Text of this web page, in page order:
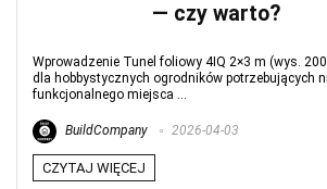
— czy warto?
Wprowadzenie Tunel foliowy 4IQ 2×3 m (wys.
dla hobbystycznych ogrodników potrzebujących
funkcjonalnego miejsca ...
BuildCompany 2026-04-03
CZYTAJ WIĘCEJ